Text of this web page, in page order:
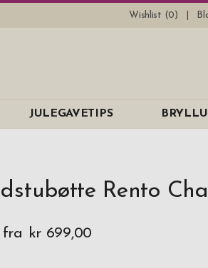
Wishlist (0)
JULEGAVETIPS
Rento
fra kr 699,00